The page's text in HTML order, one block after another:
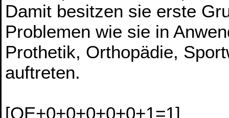
Damit besitzen sie erste
Problemen wie sie in
Prothetik, Orthopädie,
auftreten.
[OE+0+0+0+0+0+1=1]